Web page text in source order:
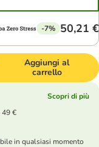
-7% 50,21 €
Aggiungi al
carrello
Scopri di più
49 €
in qualsiasi momento